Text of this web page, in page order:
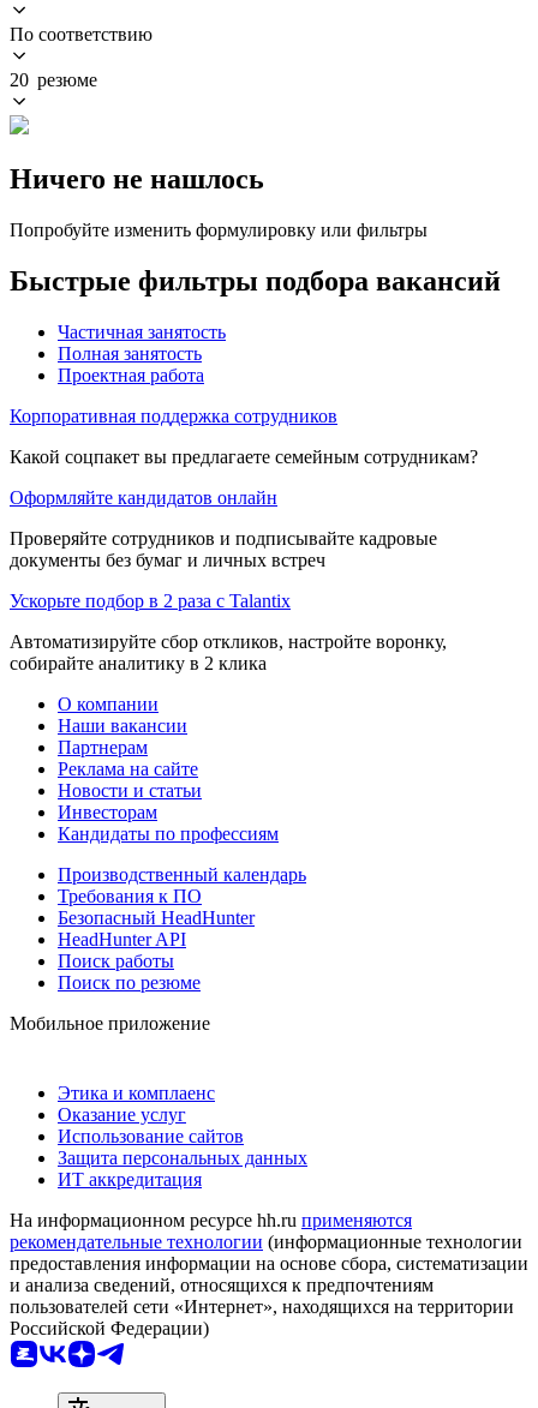
По соответствию
20 резюме
Ничего не нашлось
Попробуйте изменить формулировку или фильтры
Быстрые фильтры подбора вакансий
Частичная занятость
Полная занятость
Проектная работа
Корпоративная поддержка сотрудников
Какой соцпакет вы предлагаете семейным сотрудникам?
Оформляйте кандидатов онлайн
Проверяйте сотрудников и подписывайте кадровые
документы без бумаг и личных встреч
Ускорьте подбор в 2 раза с Talantix
Автоматизируйте сбор откликов, настройте воронку,
собирайте аналитику в 2 клика
О компании
Наши вакансии
Партнерам
Реклама на сайте
Новости и статьи
Инвесторам
Кандидаты по профессиям
Производственный календарь
Требования к ПО
Безопасный HeadHunter
HeadHunter API
Поиск работы
Поиск по резюме
Мобильное приложение
Этика и комплаенс
Оказание услуг
Использование сайтов
Защита персональных данных
ИТ аккредитация
На информационном ресурсе hh.ru применяются
рекомендательные технологии (информационные технологии
предоставления информации на основе сбора, систематизации
и анализа сведений, относящихся к предпочтениям
пользователей сети «Интернет», находящихся на территории
Российской Федерации)